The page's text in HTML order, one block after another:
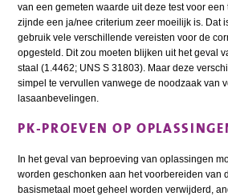
van een gemeten waarde uit deze test voor
zijnde een ja/nee criterium zeer moeilijk is. Dat
gebruik vele verschillende vereisten voor de
opgesteld. Dit zou moeten blijken uit het geval
staal (1.4462; UNS S 31803). Maar deze
simpel te vervullen vanwege de noodzaak van
lasaanbevelingen.
PK-PROEVEN OP
In het geval van beproeving van oplassingen
worden geschonken aan het voorbereiden van
basismetaal moet geheel worden verwijderd,